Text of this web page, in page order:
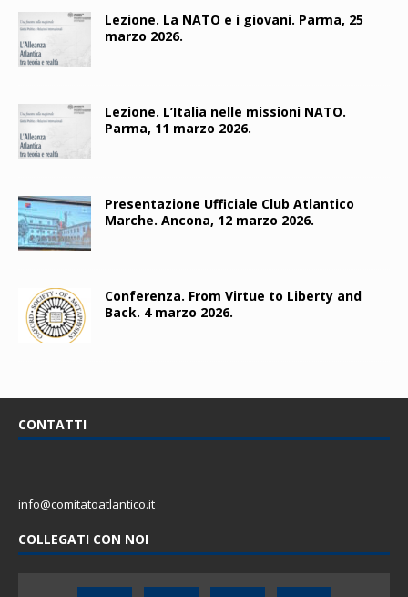
Lezione. La NATO e i giovani. Parma, 25
marzo 2026.
Lezione. L’Italia nelle missioni NATO.
Parma, 11 marzo 2026.
Presentazione Ufficiale Club Atlantico
Marche. Ancona, 12 marzo 2026.
Conferenza. From Virtue to Liberty and
Back. 4 marzo 2026.
CONTATTI
info@comitatoatlantico.it
COLLEGATI CON NOI